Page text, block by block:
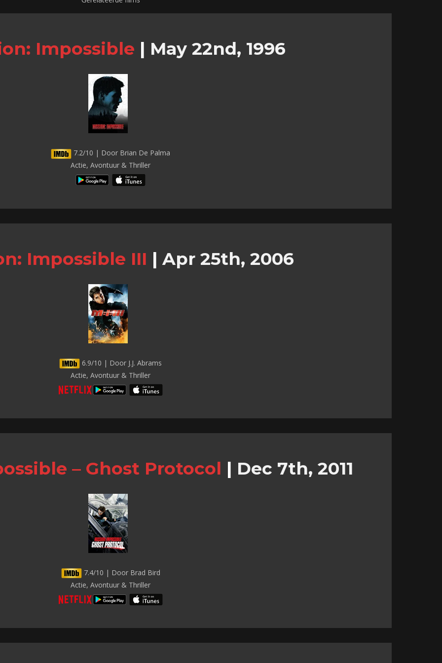
Impossible | May 22nd, 1996
7.2/10 | Door Brian De Palma
Actie, Avontuur & Thriller
Impossible III | Apr 25th, 2006
6.9/10 | Door J.J. Abrams
Actie, Avontuur & Thriller
– Ghost Protocol | Dec 7th, 2011
7.4/10 | Door Brad Bird
Actie, Avontuur & Thriller